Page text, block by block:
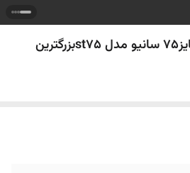
پنکه مهپاش صنعتی سایز۷۵ سانیو مدل st75بزرگترین